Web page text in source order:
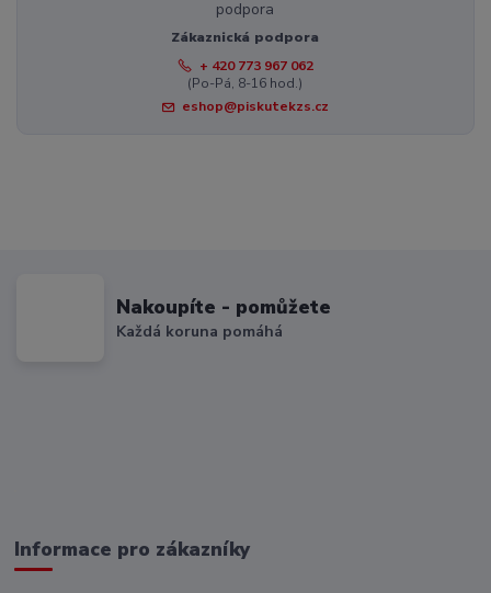
Zákaznická podpora
+ 420 773 967 062
(Po-Pá, 8-16 hod.)
eshop@piskutekzs.cz
Nakoupíte - pomůžete
Každá koruna pomáhá
Informace pro zákazníky